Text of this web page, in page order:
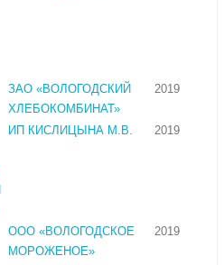
ЗАО «ВОЛОГОДСКИЙ
ХЛЕБОКОМБИНАТ»
2019
ИП КИСЛИЦЫНА М.В. 2019
ООО «ВОЛОГОДСКОЕ
МОРОЖЕНОЕ»
2019